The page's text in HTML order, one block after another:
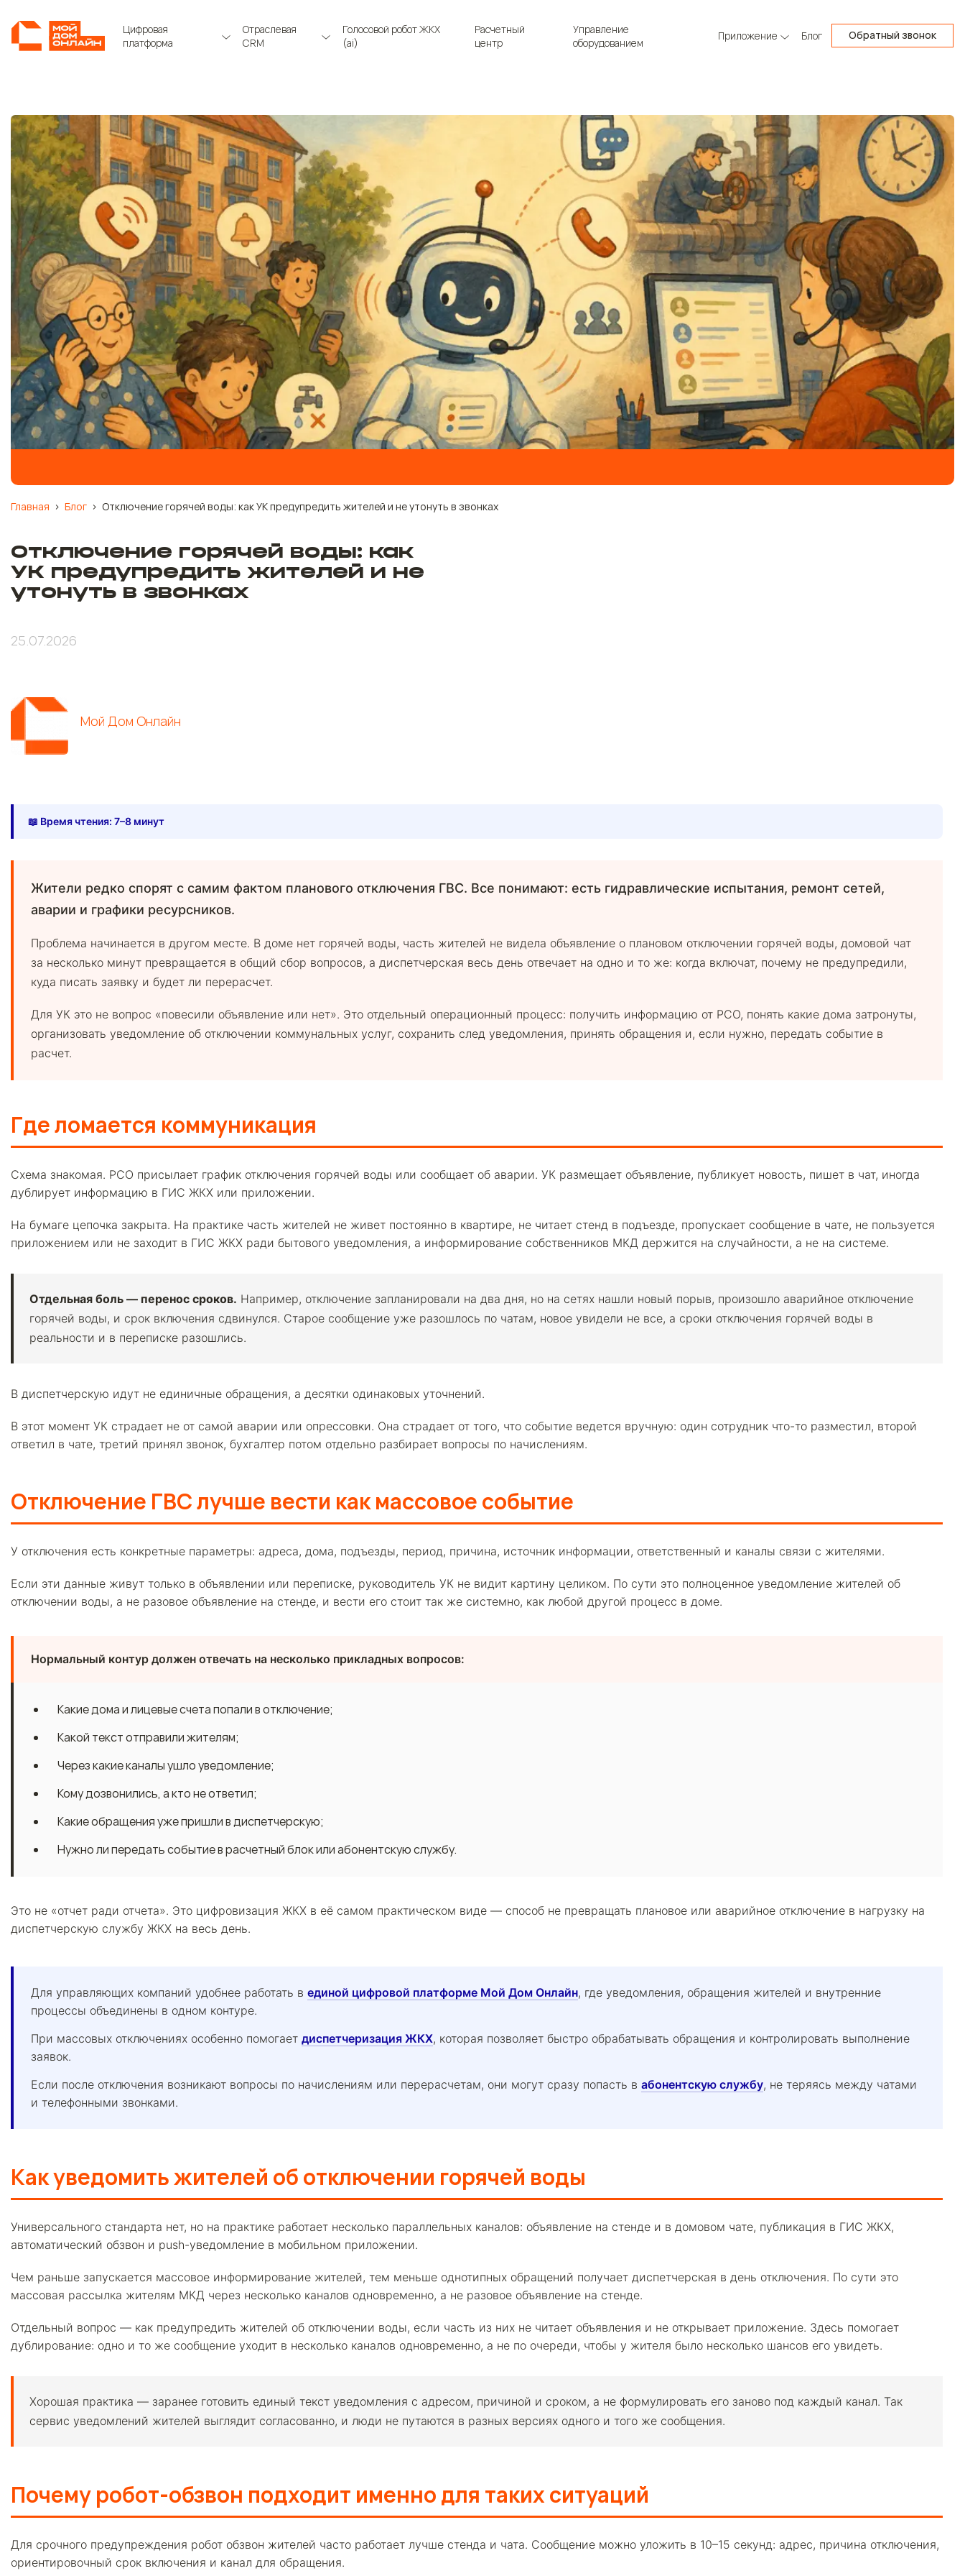
Цифровая
платформа
Отраслевая
CRM
Голосовой робот ЖКХ
(ai)
Расчетный
центр
Управление
оборудованием
Приложение Блог Обратный звонок
Главная > Блог > Отключение горячей воды: как УК предупредить жителей и не утонуть в звонках
Отключение горячей воды: как
УК предупредить жителей и не
утонуть в звонках
25.07.2026
Мой Дом Онлайн
📖 Время чтения: 7–8 минут
Жители редко спорят с самим фактом планового отключения ГВС. Все понимают: есть гидравлические испытания, ремонт сетей,
аварии и графики ресурсников.
Проблема начинается в другом месте. В доме нет горячей воды, часть жителей не видела объявление о плановом отключении горячей воды, домовой чат
за несколько минут превращается в общий сбор вопросов, а диспетчерская весь день отвечает на одно и то же: когда включат, почему не предупредили,
куда писать заявку и будет ли перерасчет.
Для УК это не вопрос «повесили объявление или нет». Это отдельный операционный процесс: получить информацию от РСО, понять какие дома затронуты,
организовать уведомление об отключении коммунальных услуг, сохранить след уведомления, принять обращения и, если нужно, передать событие в
расчет.
Где ломается коммуникация
Схема знакомая. РСО присылает график отключения горячей воды или сообщает об аварии. УК размещает объявление, публикует новость, пишет в чат, иногда
дублирует информацию в ГИС ЖКХ или приложении.
На бумаге цепочка закрыта. На практике часть жителей не живет постоянно в квартире, не читает стенд в подъезде, пропускает сообщение в чате, не пользуется
приложением или не заходит в ГИС ЖКХ ради бытового уведомления, а информирование собственников МКД держится на случайности, а не на системе.
Отдельная боль — перенос сроков. Например, отключение запланировали на два дня, но на сетях нашли новый порыв, произошло аварийное отключение
горячей воды, и срок включения сдвинулся. Старое сообщение уже разошлось по чатам, новое увидели не все, а сроки отключения горячей воды в
реальности и в переписке разошлись.
В диспетчерскую идут не единичные обращения, а десятки одинаковых уточнений.
В этот момент УК страдает не от самой аварии или опрессовки. Она страдает от того, что событие ведется вручную: один сотрудник что-то разместил, второй
ответил в чате, третий принял звонок, бухгалтер потом отдельно разбирает вопросы по начислениям.
Отключение ГВС лучше вести как массовое событие
У отключения есть конкретные параметры: адреса, дома, подъезды, период, причина, источник информации, ответственный и каналы связи с жителями.
Если эти данные живут только в объявлении или переписке, руководитель УК не видит картину целиком. По сути это полноценное уведомление жителей об
отключении воды, а не разовое объявление на стенде, и вести его стоит так же системно, как любой другой процесс в доме.
Нормальный контур должен отвечать на несколько прикладных вопросов:
Какие дома и лицевые счета попали в отключение;
Какой текст отправили жителям;
Через какие каналы ушло уведомление;
Кому дозвонились, а кто не ответил;
Какие обращения уже пришли в диспетчерскую;
Нужно ли передать событие в расчетный блок или абонентскую службу.
Это не «отчет ради отчета». Это цифровизация ЖКХ в её самом практическом виде — способ не превращать плановое или аварийное отключение в нагрузку на
диспетчерскую службу ЖКХ на весь день.
Для управляющих компаний удобнее работать в единой цифровой платформе Мой Дом Онлайн, где уведомления, обращения жителей и внутренние
процессы объединены в одном контуре.
При массовых отключениях особенно помогает диспетчеризация ЖКХ, которая позволяет быстро обрабатывать обращения и контролировать выполнение
заявок.
Если после отключения возникают вопросы по начислениям или перерасчетам, они могут сразу попасть в абонентскую службу, не теряясь между чатами
и телефонными звонками.
Как уведомить жителей об отключении горячей воды
Универсального стандарта нет, но на практике работает несколько параллельных каналов: объявление на стенде и в домовом чате, публикация в ГИС ЖКХ,
автоматический обзвон и push-уведомление в мобильном приложении.
Чем раньше запускается массовое информирование жителей, тем меньше однотипных обращений получает диспетчерская в день отключения. По сути это
массовая рассылка жителям МКД через несколько каналов одновременно, а не разовое объявление на стенде.
Отдельный вопрос — как предупредить жителей об отключении воды, если часть из них не читает объявления и не открывает приложение. Здесь помогает
дублирование: одно и то же сообщение уходит в несколько каналов одновременно, а не по очереди, чтобы у жителя было несколько шансов его увидеть.
Хорошая практика — заранее готовить единый текст уведомления с адресом, причиной и сроком, а не формулировать его заново под каждый канал. Так
сервис уведомлений жителей выглядит согласованно, и люди не путаются в разных версиях одного и того же сообщения.
Почему робот-обзвон подходит именно для таких ситуаций
Для срочного предупреждения робот обзвон жителей часто работает лучше стенда и чата. Сообщение можно уложить в 10–15 секунд: адрес, причина отключения,
ориентировочный срок включения и канал для обращения.